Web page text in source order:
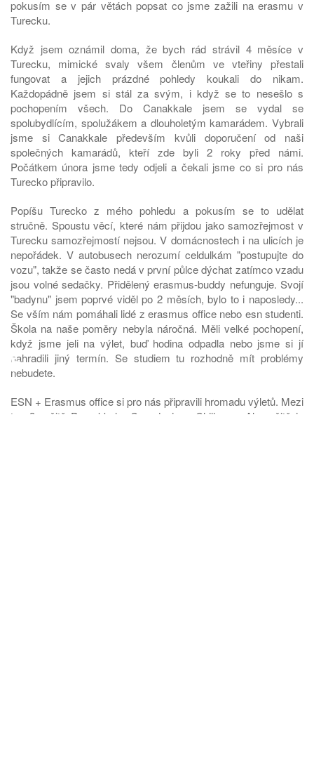
pokusím se v pár větách popsat co jsme zažili na erasmu v
Turecku.
Když jsem oznámil doma, že bych rád strávil 4 měsíce v
Turecku, mimické svaly všem členům ve vteřiny přestali
fungovat a jejich prázdné pohledy koukali do nikam.
Každopádně jsem si stál za svým, i když se to nesešlo s
pochopením všech. Do Canakkale jsem se vydal se
spolubydlícím, spolužákem a dlouholetým kamarádem. Vybrali
jsme si Canakkale především kvůli doporučení od naši
společných kamarádů, kteří zde byli 2 roky před námi.
Počátkem února jsme tedy odjeli a čekali jsme co si pro nás
Turecko připravilo.
Popíšu Turecko z mého pohledu a pokusím se to udělat
stručně. Spoustu věcí, které nám přijdou jako samozřejmost v
Turecku samozřejmostí nejsou. V domácnostech i na ulicích je
nepořádek. V autobusech nerozumí celdulkám "postupujte do
vozu", takže se často nedá v první půlce dýchat zatímco vzadu
jsou volné sedačky. Přidělený erasmus-buddy nefunguje. Svojí
"badynu" jsem poprvé viděl po 2 měsích, bylo to i naposledy...
Se vším nám pomáhali lidé z erasmus office nebo esn studenti.
Škola na naše poměry nebyla náročná. Měli velké pochopení,
když jsme jeli na výlet, buď hodina odpadla nebo jsme si jí
nahradili jiný termín. Se studiem tu rozhodně mít problémy
nebudete.
ESN + Erasmus office si pro nás připravili hromadu výletů. Mezi
top 3 určitě Pamukkale, Capadocia a Chillness. Ale určitě je